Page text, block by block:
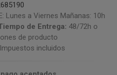
Lunes a Viernes Mañanas: 10h
de Entrega: 48/72h o
de producto
incluidos